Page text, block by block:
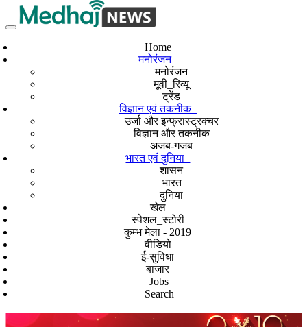
Home
मनोरंजन
मनोरंजन
मूवी_रिव्यू
ट्रेंड
विज्ञान एवं तकनीक
उर्जा और इन्फ्रास्ट्रक्चर
विज्ञान और तकनीक
अजब-गजब
भारत एवं दुनिया
शासन
भारत
दुनिया
खेल
स्पेशल_स्टोरी
कुम्भ मेला - 2019
वीडियो
ई-सुविधा
बाजार
Jobs
Search